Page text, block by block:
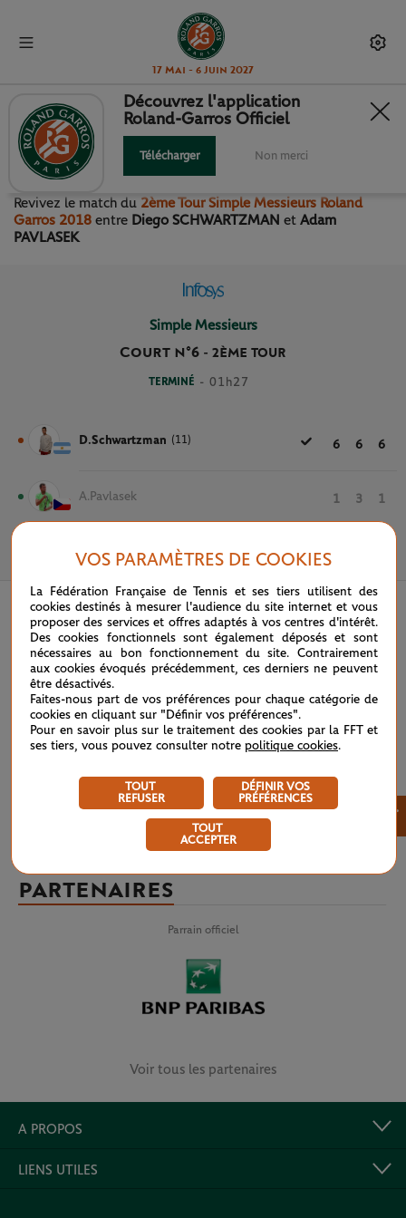
17 Mai - 6 Juin 2027
2ÈME TOUR SIMPLE
MESSIEURS
Revivez le match du 2ème Tour Simple Messieurs Roland
Garros 2018 entre Diego SCHWARTZMAN et Adam
PAVLASEK
Simple Messieurs
Court n°6 - 2ÈME TOUR
TERMINÉ - 01h27
D.Schwartzman (11) 6 6 6
A.Pavlasek 1 3 1
31 MAI 2018
Découvrez l'application
Roland-Garros Officiel
Télécharger Non merci
PARTENAIRES
Parrain officiel
Voir tous les partenaires
A PROPOS
LIENS UTILES
VOS PARAMÈTRES DE COOKIES
La Fédération Française de Tennis et ses tiers utilisent des
cookies destinés à mesurer l'audience du site internet et vous
proposer des services et offres adaptés à vos centres d'intérêt.
Des cookies fonctionnels sont également déposés et sont
nécessaires au bon fonctionnement du site. Contrairement
aux cookies évoqués précédemment, ces derniers ne peuvent
être désactivés.
Faites-nous part de vos préférences pour chaque catégorie de
cookies en cliquant sur "Définir vos préférences".
Pour en savoir plus sur le traitement des cookies par la FFT et
ses tiers, vous pouvez consulter notre politique cookies.
TOUT
REFUSER
DÉFINIR VOS
PRÉFÉRENCES
TOUT
ACCEPTER